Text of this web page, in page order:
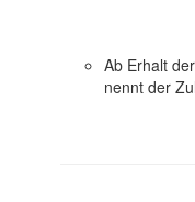
Ab Erhalt
nennt der